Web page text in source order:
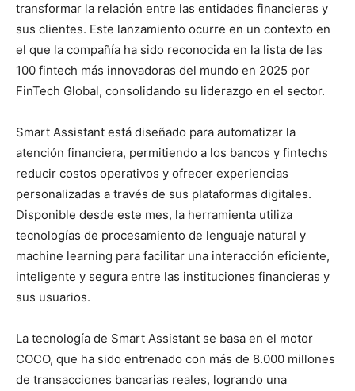
transformar la relación entre las entidades financieras y
sus clientes. Este lanzamiento ocurre en un contexto en
el que la compañía ha sido reconocida en la lista de las
100 fintech más innovadoras del mundo en 2025 por
FinTech Global, consolidando su liderazgo en el sector.
Smart Assistant está diseñado para automatizar la
atención financiera, permitiendo a los bancos y fintechs
reducir costos operativos y ofrecer experiencias
personalizadas a través de sus plataformas digitales.
Disponible desde este mes, la herramienta utiliza
tecnologías de procesamiento de lenguaje natural y
machine learning para facilitar una interacción eficiente,
inteligente y segura entre las instituciones financieras y
sus usuarios.
La tecnología de Smart Assistant se basa en el motor
COCO, que ha sido entrenado con más de 8.000 millones
de transacciones bancarias reales, logrando una